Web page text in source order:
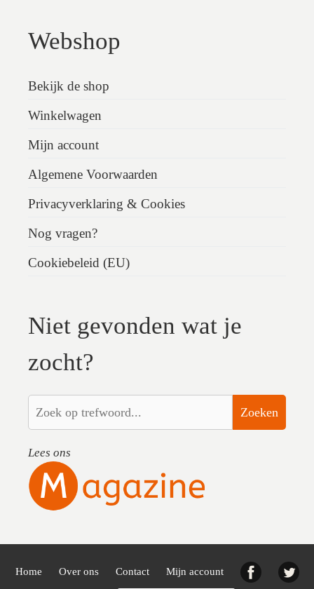
Webshop
Bekijk de shop
Winkelwagen
Mijn account
Algemene Voorwaarden
Privacyverklaring & Cookies
Nog vragen?
Cookiebeleid (EU)
Niet gevonden wat je
zocht?
Zoeken
Lees ons
Home Over ons Contact Mijn account Facebook